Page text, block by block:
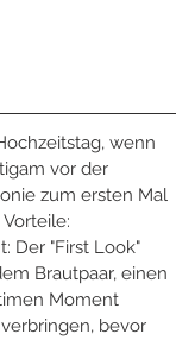
wenn
vor der
zum ersten Mal
Der "First Look"
Brautpaar, einen
Moment
bevor